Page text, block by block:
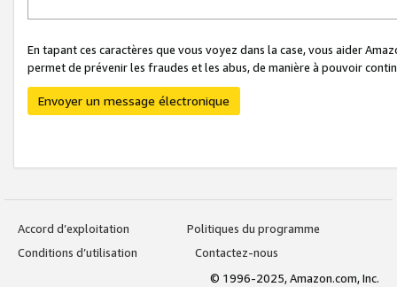
En tapant ces caractères que vous voyez dans la case, vous aider
permet de prévenir les fraudes et les abus, de manière à pouvoir
Envoyer un message électronique
Accord d’exploitation
Politiques du programme
Conditions d’utilisation
Contactez-nous
© 1996-2025, Amazon.com, Inc.